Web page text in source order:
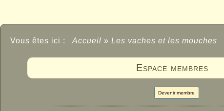
Vous êtes ici : Accueil » Les vaches et les mouches
Espace membres
Devenir membre